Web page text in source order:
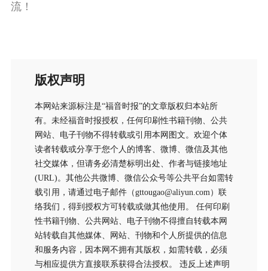
流！
版权声明
本网站来源标注是“福音时报”的文章版权归本站所
有。未经福音时报授权，任何印刷性书籍刊物、公共
网站、电子刊物不得转载或引用本网图文。欢迎个体
读者转载或分享于您个人的博客、微博、微信及其他
社交媒体，但请务必清楚标明出处、作者与链接地址
(URL)。其他公共微博、微信公众号等公共平台如需转
载引用，请通过电子邮件（gttougao@aliyun.com）联
络我们，得到授权方可转载或做其他使用。 任何印刷
性书籍刊物、公共网站、电子刊物不得擅自转载本网
站转载自其他媒体、网站、刊物和个人所提供的信息
和服务内容，因本网不拥有其版权，如需转载，必须
与相应提供方直接联系获得合法授权。 违反上述声明